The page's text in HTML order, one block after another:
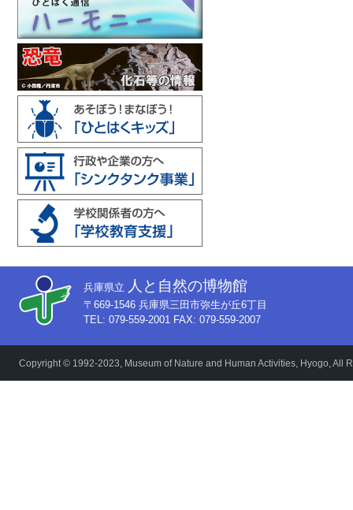
兵庫県立 人と自然の博物館
〒669-1546 兵庫県三田市弥生が丘6丁目
TEL: 079-559-2001 FAX: 079-559-2007
Copyright © 1992-2023, Museum of Nature and Human Activities, Hyogo, All